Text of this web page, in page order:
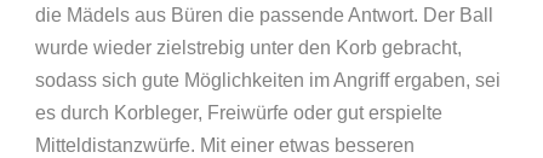
die Mädels aus Büren die passende Antwort. Der Ball
wurde wieder zielstrebig unter den Korb gebracht,
sodass sich gute Möglichkeiten im Angriff ergaben, sei
es durch Korbleger, Freiwürfe oder gut erspielte
Mitteldistanzwürfe. Mit einer etwas besseren